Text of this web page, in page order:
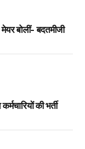
बोलीं- बदतमीजी
की भर्ती